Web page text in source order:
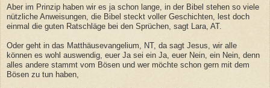
Aber im Prinzip haben wir es ja schon lange, in der Bibel stehen so viele
nützliche Anweisungen, die Bibel steckt voller Geschichten, lest doch
einmal die guten Ratschläge bei den Sprüchen, sagt Lara, AT.
Oder geht in das Matthäusevangelium, NT, da sagt Jesus, wir alle
können es wohl auswendig, euer Ja sei ein Ja, euer Nein, ein Nein, denn
alles andere stammt vom Bösen und wer möchte schon gern mit dem
Bösen zu tun haben,